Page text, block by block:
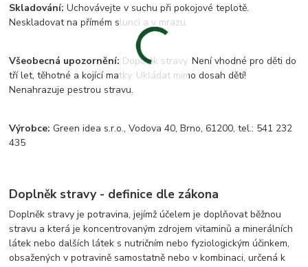
Skladování:Uchovávejte v suchu při pokojové teplotě.
Neskladovat na přímém slunci a v mrazu.
Všeobecná upozornění: Doplněk stravy. Není vhodné pro děti do
tří let, těhotné a kojící matky. Ukládat mimo dosah dětí!
Nenahrazuje pestrou stravu.
Výrobce: Green idea s.r.o., Vodova 40, Brno, 61200, tel.: 541 232
435
Doplněk stravy - definice dle zákona
Doplněk stravy je potravina, jejímž účelem je doplňovat běžnou
stravu a která je koncentrovaným zdrojem vitaminů a minerálních
látek nebo dalších látek s nutričním nebo fyziologickým účinkem,
obsažených v potravině samostatně nebo v kombinaci, určená k